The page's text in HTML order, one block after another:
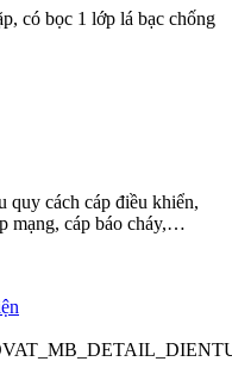
có bọc 1 lớp lá bạc chống
quy cách cáp điều khiển,
mạng, cáp báo cháy,…